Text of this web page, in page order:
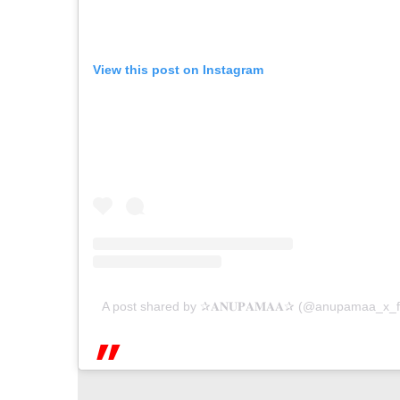
View this post on Instagram
A post shared by ✰𝐀𝐍𝐔𝐏𝐀𝐌𝐀𝐀✰